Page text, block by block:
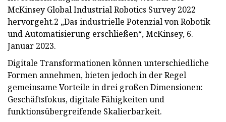
McKinsey Global Industrial Robotics Survey 2022
hervorgeht.2 „Das industrielle Potenzial von Robotik
und Automatisierung erschließen“, McKinsey, 6.
Januar 2023.
Digitale Transformationen können unterschiedliche
Formen annehmen, bieten jedoch in der Regel
gemeinsame Vorteile in drei großen Dimensionen:
Geschäftsfokus, digitale Fähigkeiten und
funktionsübergreifende Skalierbarkeit.